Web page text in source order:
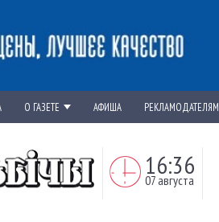
О ГАЗЕТЕ АФИША РЕКЛАМОДАТЕЛЯМ
16:36
07 августа